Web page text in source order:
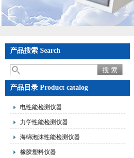
产品搜索 Search
产品目录 Product catalog
电性能检测仪器
力学性能检测仪器
海绵泡沫性能检测仪器
橡胶塑料仪器